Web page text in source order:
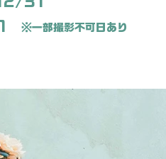
※一部撮影不可日あり